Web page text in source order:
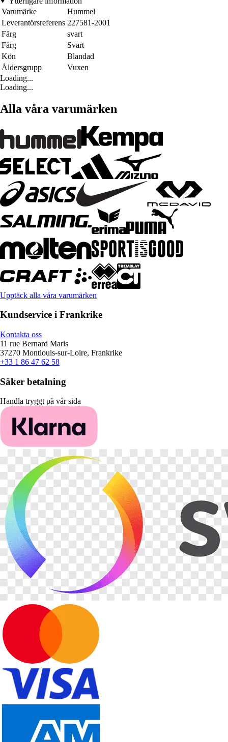
Varumärke
Hummel
Leverantörsreferens 227581-2001
Färg
svart
Färg
Svart
Kön
Blandad
Åldersgrupp
Vuxen
Loading...
Loading...
Alla våra varumärken
Upptäck alla våra varumärken
Kundservice i Frankrike
Kontakta oss
11 rue Bernard Maris
37270 Montlouis-sur-Loire, Frankrike
+33 1 86 47 62 58
Säker betalning
Handla tryggt på vår sida